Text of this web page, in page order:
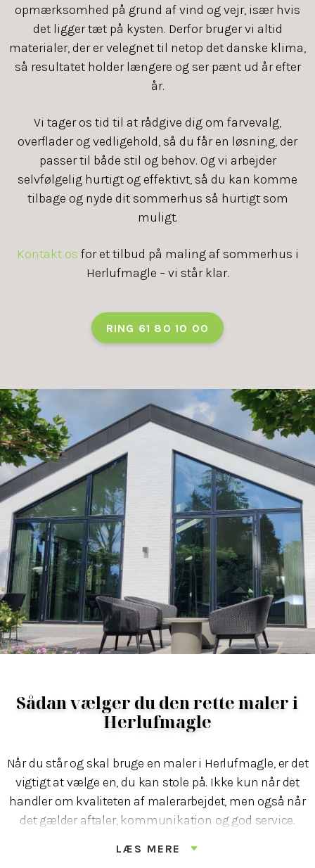
opmærksomhed på grund af vind og vejr, især hvis
det ligger tæt på kysten. Derfor bruger vi altid
materialer, der er velegnet til netop det danske klima,
så resultatet holder længere og ser pænt ud år efter
år.
Vi tager os tid til at rådgive dig om farvevalg,
overflader og vedligehold, så du får en løsning, der
passer til både stil og behov. Og vi arbejder
selvfølgelig hurtigt og effektivt, så du kan komme
tilbage og nyde dit sommerhus så hurtigt som
muligt.
Kontakt os for et tilbud på maling af sommerhus i
Herlufmagle – vi står klar.
RING 61 80 10 00
Sådan vælger du den rette maler i
Herlufmagle
Når du står og skal bruge en maler i Herlufmagle, er det
vigtigt at vælge en, du kan stole på. Ikke kun når det
handler om kvaliteten af malerarbejdet, men også når
det gælder aftaler, kommunikation og god service.
Hos LA Maler gør vi en dyd ud af at være til at regne
LÆS MERE